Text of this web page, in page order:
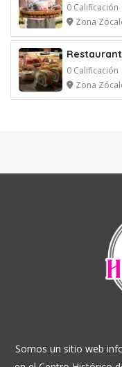
0 Calificación
Zona
0 Calificación
Zona
Somos un sitio web